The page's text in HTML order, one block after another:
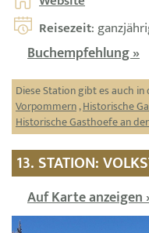
Reisezeit:
Buchempfehlung »
Diese Station gibt es auch in
Vorpommern,Historische
Historische Gasthoefe an
13. STATION:
Auf Karte anzeigen